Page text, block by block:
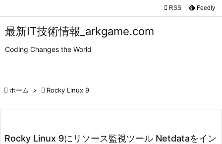
最新IT技術情報_arkgame.com
Coding Changes the World


検索
 RSS Feedly
 ホーム >  Rocky Linux 9
Rocky Linux 9にリソース監視ツール Netdataをイン